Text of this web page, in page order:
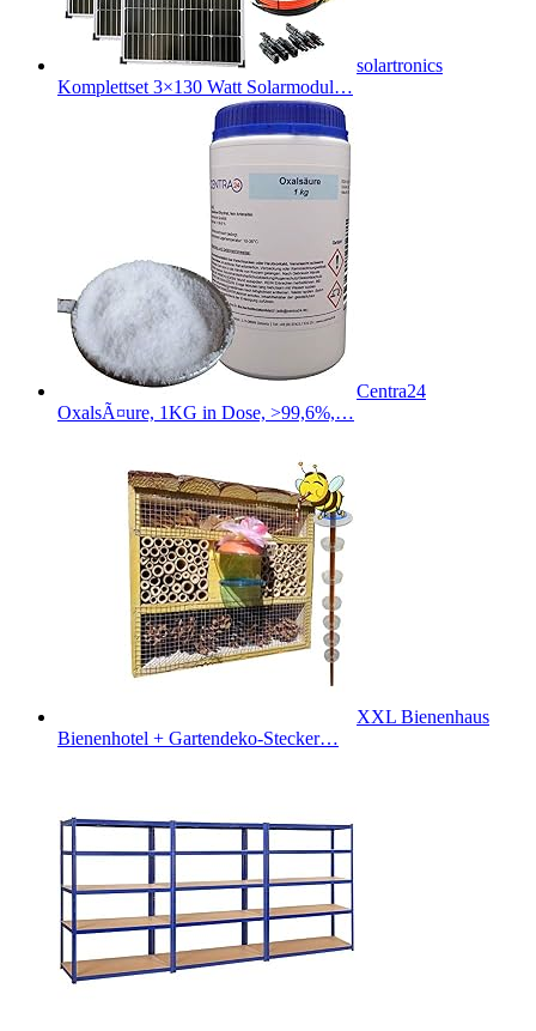
solartronics
Komplettset 3×130 Watt Solarmodul…
Centra24
OxalsÃ¤ure, 1KG in Dose, >99,6%,…
XXL Bienenhaus
Bienenhotel + Gartendeko-Stecker…